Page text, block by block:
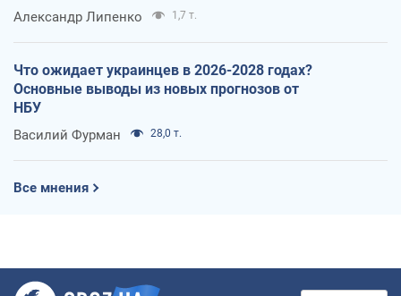
Александр Липенко 1,7 т.
Что ожидает украинцев в 2026-2028 годах?
Основные выводы из новых прогнозов от
НБУ
Василий Фурман 28,0 т.
Все мнения